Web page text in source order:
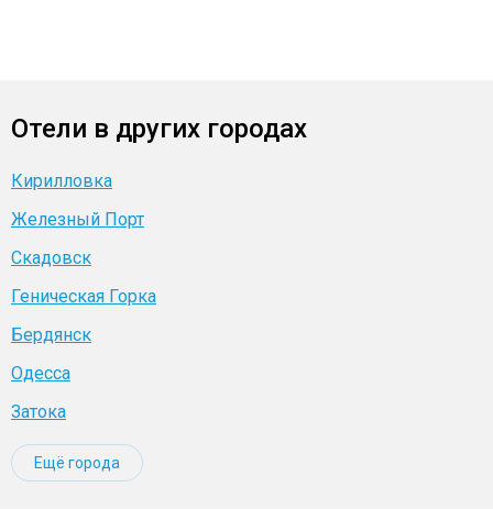
Отели в других городах
Кирилловка
Железный Порт
Скадовск
Геническая Горка
Бердянск
Одесса
Затока
Ещё города